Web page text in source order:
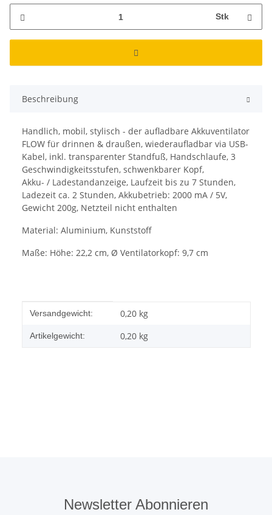
Stk
Beschreibung
Handlich, mobil, stylisch - der aufladbare Akkuventilator
FLOW für drinnen & draußen, wiederaufladbar via USB-
Kabel, inkl. transparenter Standfuß, Handschlaufe, 3
Geschwindigkeitsstufen, schwenkbarer Kopf,
Akku- / Ladestandanzeige, Laufzeit bis zu 7 Stunden,
Ladezeit ca. 2 Stunden, Akkubetrieb: 2000 mA / 5V,
Gewicht 200g, Netzteil nicht enthalten
Material: Aluminium, Kunststoff
Maße: Höhe: 22,2 cm, Ø Ventilatorkopf: 9,7 cm
Produkteigenschaft
Wert
Versandgewicht: 0,20 kg
Artikelgewicht: 0,20 kg
Newsletter Abonnieren